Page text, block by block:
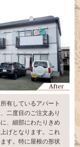
有しているアパート
二度目のご注文あり
、細部にわたりきめ
げとなります。これ
す。特に屋根の形状